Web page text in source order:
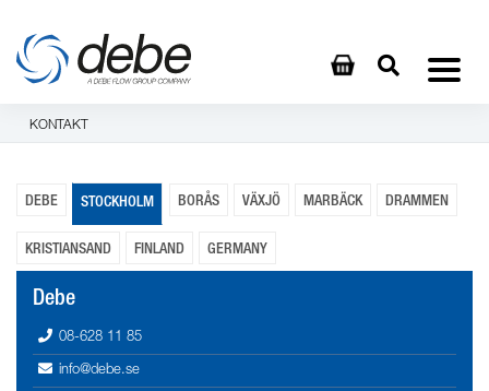
KONTAKT
DEBE STOCKHOLM BORÅS VÄXJÖ MARBÄCK DRAMMEN
KRISTIANSAND FINLAND GERMANY
Debe
08-628 11 85
info@debe.se